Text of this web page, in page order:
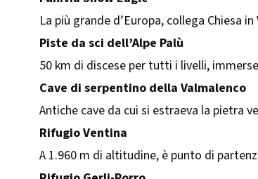
La più grande d’Europa, collega Chiesa
Piste da sci dell’Alpe Palù
50 km di discese per tutti i livelli,
Cave di serpentino della Valmalenco
Antiche cave da cui si estraeva la pietra
Rifugio Ventina
A 1.960 m di altitudine, è punto di